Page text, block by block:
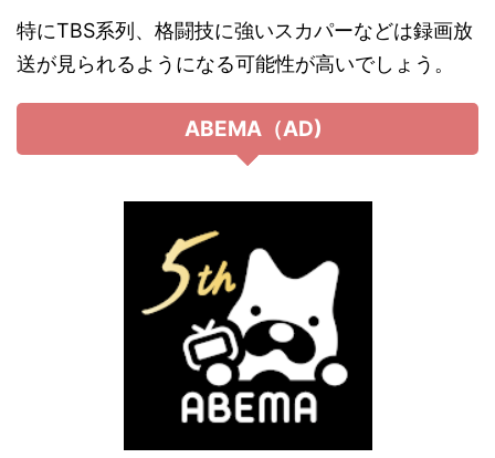
特にTBS系列、格闘技に強いスカパーなどは録画放
送が見られるようになる可能性が高いでしょう。
ABEMA（AD)